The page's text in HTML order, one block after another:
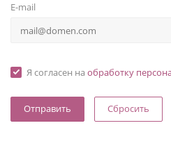
E-mail
Я согласен на обработку
Сбросить